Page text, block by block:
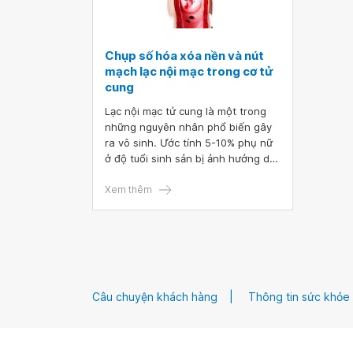
Chụp số hóa xóa nền và nút
mạch lạc nội mạc trong cơ tử
cung
Lạc nội mạc tử cung là một trong
những nguyên nhân phổ biến gây
ra vô sinh. Ước tính 5-10% phụ nữ
ở độ tuổi sinh sản bị ảnh hưởng do
nội mạc tử cung hiện đang được sử
Xem thêm
Câu chuyện khách hàng Thông tin sức khỏe